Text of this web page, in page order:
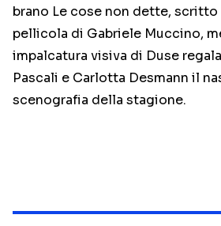
brano Le cose non dette, scritto
pellicola di Gabriele Muccino,
impalcatura visiva di Duse
Pascali e Carlotta Desmann il
scenografia della stagione.